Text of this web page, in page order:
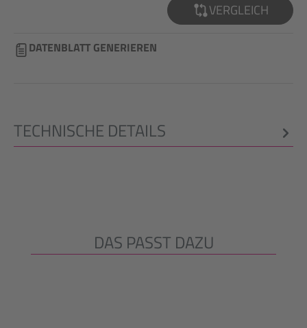
VERGLEICH
DATENBLATT GENERIEREN
TECHNISCHE DETAILS
Produktgalerie überspringen
DAS PASST DAZU